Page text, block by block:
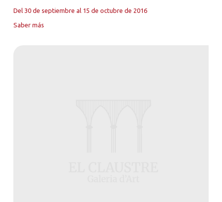
Del 30 de septiembre al 15 de octubre de 2016
Saber más